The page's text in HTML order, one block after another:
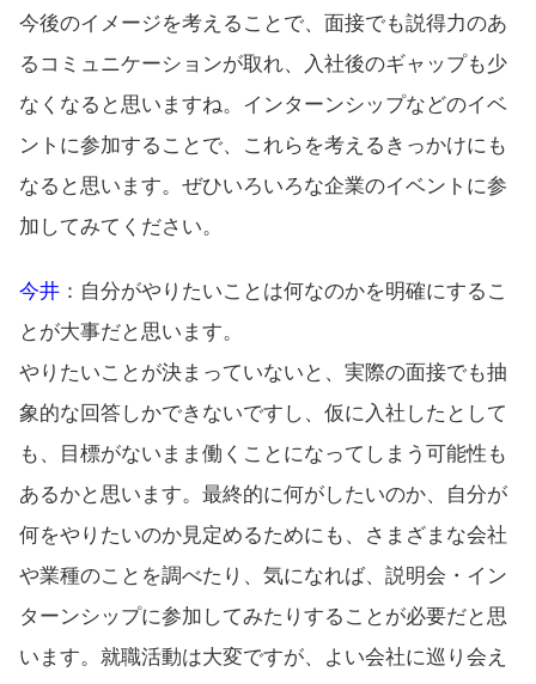
今後のイメージを考えることで、面接でも説得力のあ
るコミュニケーションが取れ、入社後のギャップも少
なくなると思いますね。インターンシップなどのイベ
ントに参加することで、これらを考えるきっかけにも
なると思います。ぜひいろいろな企業のイベントに参
加してみてください。
今井 ：自分がやりたいことは何なのかを明確にするこ
とが大事だと思います。
やりたいことが決まっていないと、実際の面接でも抽
象的な回答しかできないですし、仮に入社したとして
も、目標がないまま働くことになってしまう可能性も
あるかと思います。最終的に何がしたいのか、自分が
何をやりたいのか見定めるためにも、さまざまな会社
や業種のことを調べたり、気になれば、説明会・イン
ターンシップに参加してみたりすることが必要だと思
います。就職活動は大変ですが、よい会社に巡り会え